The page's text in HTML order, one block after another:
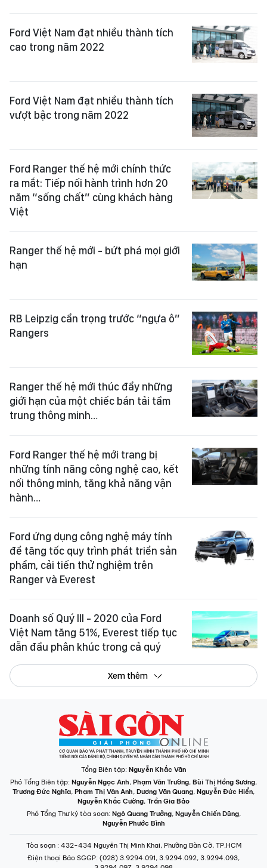
Ford Việt Nam đạt nhiều thành tích
cao trong năm 2022
Ford Việt Nam đạt nhiều thành tích
vượt bậc trong năm 2022
Ford Ranger thế hệ mới chính thức
ra mắt: Tiếp nối hành trình hơn 20
năm “sống chất” cùng khách hàng
Việt
Ranger thế hệ mới - bứt phá mọi giới
hạn
RB Leipzig cẩn trọng trước “ngựa ô”
Rangers
Ranger thế hệ mới thúc đẩy những
giới hạn của một chiếc bán tải tầm
trung thông minh…
Ford Ranger thế hệ mới trang bị
những tính năng công nghệ cao, kết
nối thông minh, tăng khả năng vận
hành…
Ford ứng dụng công nghệ máy tính
để tăng tốc quy trình phát triển sản
phẩm, cải tiến thử nghiệm trên
Ranger và Everest
Doanh số Quý III - 2020 của Ford
Việt Nam tăng 51%, Everest tiếp tục
dẫn đầu phân khúc trong cả quý
Xem thêm
Tổng Biên tập: Nguyễn Khắc Văn
Phó Tổng Biên tập: Nguyễn Ngọc Anh, Phạm Văn Trường, Bùi Thị Hồng Sương,
Trương Đức Nghĩa, Phạm Thị Vân Anh, Dương Văn Quang, Nguyễn Đức Hiển,
Nguyễn Khắc Cường, Trần Gia Bảo
Phó Tổng Thư ký tòa soạn: Ngô Quang Trưởng, Nguyễn Chiến Dũng,
Nguyễn Phước Bình
Tòa soạn : 432-434 Nguyễn Thị Minh Khai, Phường Bàn Cờ, TP.HCM
Điện thoại Báo SGGP: (028) 3.9294.091, 3.9294.092, 3.9294.093,